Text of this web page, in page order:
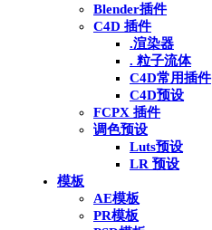
Blender插件
C4D 插件
.渲染器
. 粒子流体
C4D常用插件
C4D预设
FCPX 插件
调色预设
Luts预设
LR 预设
模板
AE模板
PR模板